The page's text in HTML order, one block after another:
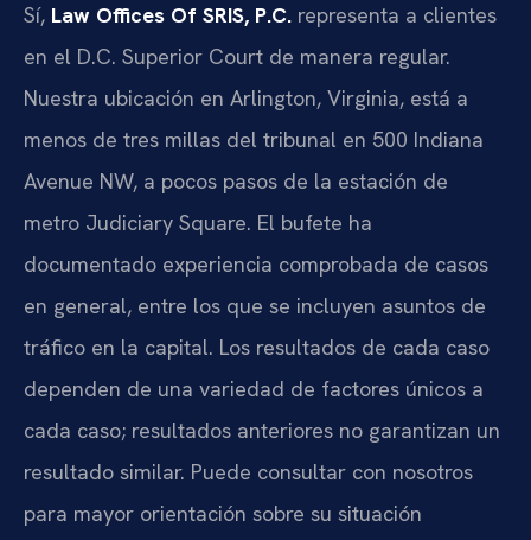
Sí, Law Offices Of SRIS, P.C. representa a clientes
en el D.C. Superior Court de manera regular.
Nuestra ubicación en Arlington, Virginia, está a
menos de tres millas del tribunal en 500 Indiana
Avenue NW, a pocos pasos de la estación de
metro Judiciary Square. El bufete ha
documentado experiencia comprobada de casos
en general, entre los que se incluyen asuntos de
tráfico en la capital. Los resultados de cada caso
dependen de una variedad de factores únicos a
cada caso; resultados anteriores no garantizan un
resultado similar. Puede consultar con nosotros
para mayor orientación sobre su situación